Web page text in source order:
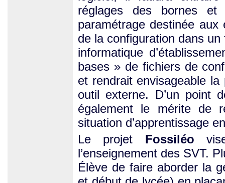
réglages des bornes
paramétrage destinée
de la configuration dans
informatique
bases » de fichiers de
et rendrait envisageable la
outil externe. D’un point
également le mérite de
situation d’apprentissage
Le projet Fossiléo
l’enseignement des SVT.
Élève de faire aborder la